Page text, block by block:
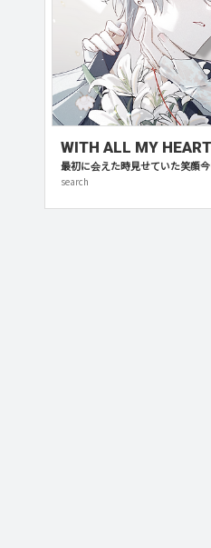
♡
요
WITH ALL MY HEART
最初に会えた時見せていた笑顔